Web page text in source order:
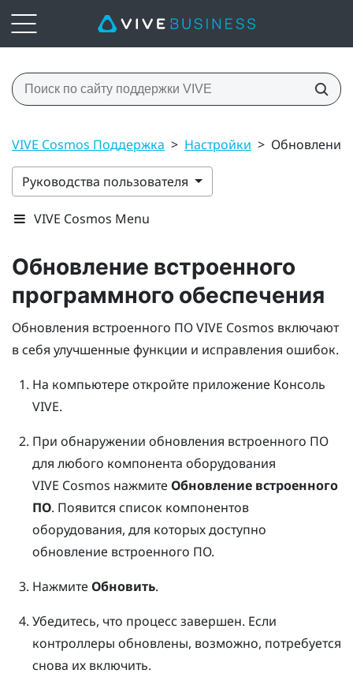
VIVE Cosmos Поддержка > Настройки > Обновление
Руководства пользователя
VIVE Cosmos Menu
Обновление встроенного
программного обеспечения
Обновления встроенного ПОVIVE Cosmos включают
в себя улучшенные функции и исправления ошибок.
На компьютере откройте приложение Консоль
VIVE.
При обнаружении обновления встроенного ПО
для любого компонента оборудования
VIVE Cosmos нажмите Обновление встроенного
ПО. Появится список компонентов
оборудования, для которых доступно
обновление встроенного ПО.
Нажмите Обновить.
Убедитесь, что процесс завершен. Если
контроллеры обновлены, возможно, потребуется
снова их включить.